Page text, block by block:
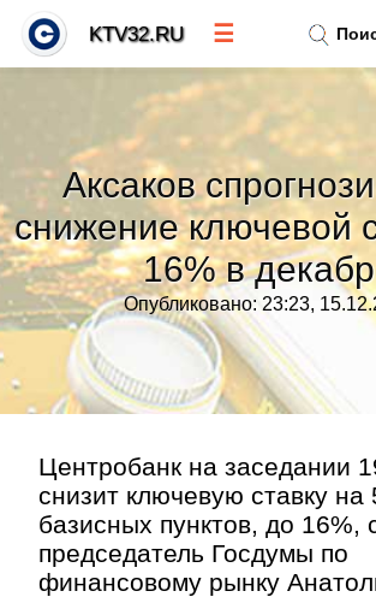
Аксаков
снижение ключевой
16% в
Опубликовано: 23:23,
Центробанк на заседании
снизит ключевую ставку на
базисных пунктов, до 16%,
председатель Госдумы по
финансовому рынку
KTV32.RU ☰
Тренды новостей »
Рубрики»
Правила
Контакт»